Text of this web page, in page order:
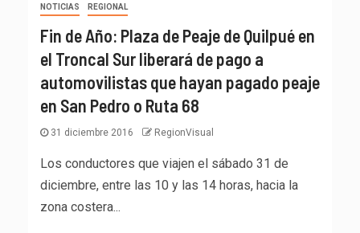
NOTICIAS REGIONAL
Fin de Año: Plaza de Peaje de Quilpué en
el Troncal Sur liberará de pago a
automovilistas que hayan pagado peaje
en San Pedro o Ruta 68
31 diciembre 2016 RegionVisual
Los conductores que viajen el sábado 31 de
diciembre, entre las 10 y las 14 horas, hacia la
zona costera...